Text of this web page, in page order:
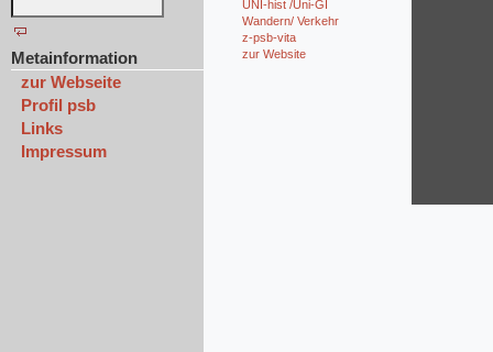
Metainformation
zur Webseite
Profil psb
Links
Impressum
UNI-hist /Uni-GI
Wandern/ Verkehr
z-psb-vita
zur Website